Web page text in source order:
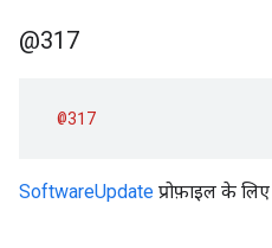
@317
@317
SoftwareUpdate प्रोफ़ाइल के